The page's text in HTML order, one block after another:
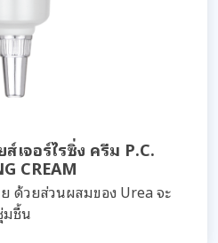
เจอร์ไรซิ่ง ครีม P.C.
CREAM
ด้วยส่วนผสมของ Urea จะ
มชื้น